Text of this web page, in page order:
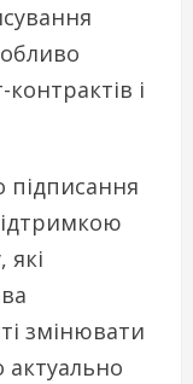
і
підписання
які
змінювати
актуально